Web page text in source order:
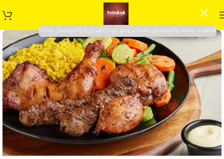
الطلب عليك والتوصيل علينا برومو كود (طيران) والتوصيل مجانا